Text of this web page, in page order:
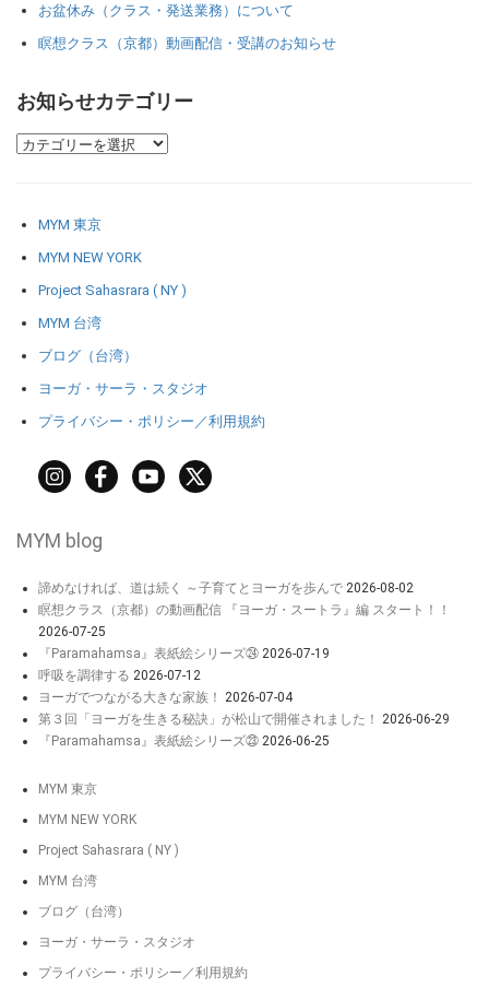
お盆休み（クラス・発送業務）について
瞑想クラス（京都）動画配信・受講のお知らせ
お知らせカテゴリー
MYM 東京
MYM NEW YORK
Project Sahasrara ( NY )
MYM 台湾
ブログ（台湾）
ヨーガ・サーラ・スタジオ
プライバシー・ポリシー／利用規約
MYM blog
諦めなければ、道は続く ～子育てとヨーガを歩んで 2026-08-02
瞑想クラス（京都）の動画配信 『ヨーガ・スートラ』編 スタート！！
2026-07-25
『Paramahamsa』表紙絵シリーズ㉔ 2026-07-19
呼吸を調律する 2026-07-12
ヨーガでつながる大きな家族！ 2026-07-04
第３回「ヨーガを生きる秘訣」が松山で開催されました！ 2026-06-29
『Paramahamsa』表紙絵シリーズ㉓ 2026-06-25
MYM 東京
MYM NEW YORK
Project Sahasrara ( NY )
MYM 台湾
ブログ（台湾）
ヨーガ・サーラ・スタジオ
プライバシー・ポリシー／利用規約